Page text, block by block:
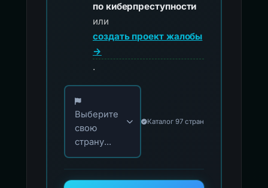
по киберпреступности
или
создать проект жалобы
→
.
Выберите свою страну для официальных
Выберите
свою
страну...
Каталог 97 стран